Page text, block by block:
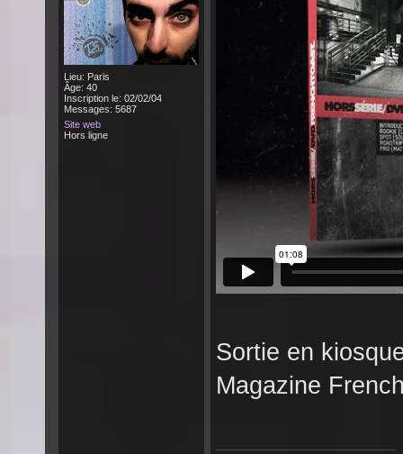
Lieu: Paris
Âge: 40
Inscription le: 02/02/04
Messages: 5687
Site web
Hors ligne
Sortie en
Magazine